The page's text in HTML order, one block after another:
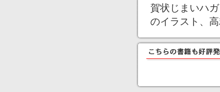
賀状じまいハ
のイラスト、